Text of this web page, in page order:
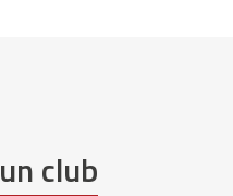
club